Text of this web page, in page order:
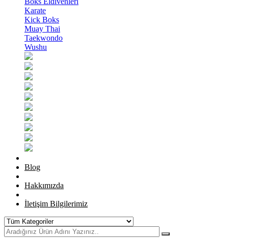
Karate
Kick Boks
Muay Thai
Taekwondo
Wushu
Blog
Hakkımızda
İletişim Bilgilerimiz